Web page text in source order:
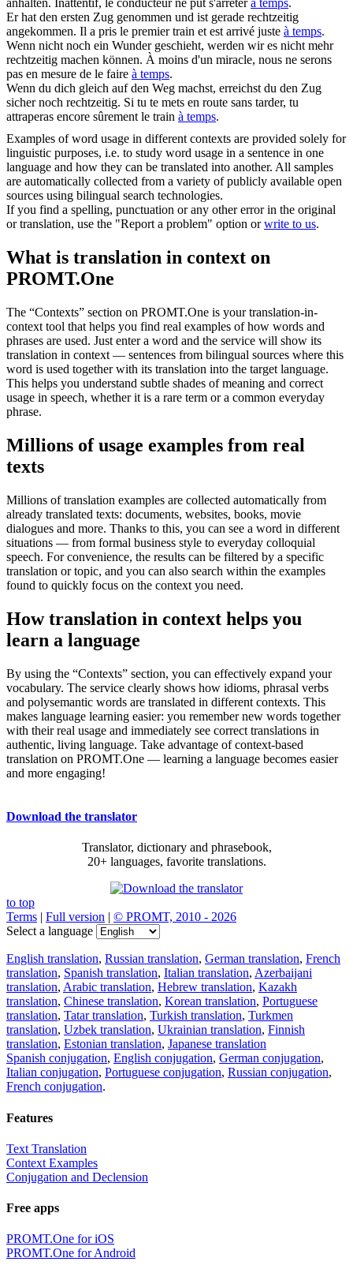
anhalten. Inattentif, le conducteur ne put s'arrêterà temps.
Er hat den ersten Zug genommen und ist gerade rechtzeitig
angekommen. Il a pris le premier train et est arrivé juste à temps.
Wenn nicht noch ein Wunder geschieht, werden wir es nicht mehr
rechtzeitig machen können. À moins d'un miracle, nous ne serons
pas en mesure de le faire à temps.
Wenn du dich gleich auf den Weg machst, erreichst du den Zug
sicher noch rechtzeitig. Si tu te mets en route sans tarder, tu
attraperas encore sûrement le train à temps.
Examples of word usage in different contexts are provided solely for
linguistic purposes, i.e. to study word usage in a sentence in one
language and how they can be translated into another. All samples
are automatically collected from a variety of publicly available open
sources using bilingual search technologies.
If you find a spelling, punctuation or any other error in the original
or translation, use the "Report a problem" option orwrite to us.
What is translation in context on
PROMT.One
The “Contexts” section on PROMT.One is your translation-in-
context tool that helps you find real examples of how words and
phrases are used. Just enter a word and the service will show its
translation in context — sentences from bilingual sources where this
word is used together with its translation into the target language.
This helps you understand subtle shades of meaning and correct
usage in speech, whether it is a rare term or a common everyday
phrase.
Millions of usage examples from real
texts
Millions of translation examples are collected automatically from
already translated texts: documents, websites, books, movie
dialogues and more. Thanks to this, you can see a word in different
situations — from formal business style to everyday colloquial
speech. For convenience, the results can be filtered by a specific
translation or topic, and you can also search within the examples
found to quickly focus on the context you need.
How translation in context helps you
learn a language
By using the “Contexts” section, you can effectively expand your
vocabulary. The service clearly shows how idioms, phrasal verbs
and polysemantic words are translated in different contexts. This
makes language learning easier: you remember new words together
with their real usage and immediately see correct translations in
authentic, living language. Take advantage of context-based
translation on PROMT.One — learning a language becomes easier
and more engaging!
Download the translator
Translator, dictionary and phrasebook,
20+ languages, favorite translations.
to top
Terms | Full version | © PROMT, 2010 - 2026
Select a language
English translation, Russian translation, German translation, French
translation, Spanish translation, Italian translation, Azerbaijani
translation, Arabic translation, Hebrew translation, Kazakh
translation, Chinese translation, Korean translation, Portuguese
translation, Tatar translation, Turkish translation, Turkmen
translation, Uzbek translation, Ukrainian translation, Finnish
translation, Estonian translation, Japanese translation
Spanish conjugation, English conjugation, German conjugation,
Italian conjugation, Portuguese conjugation, Russian conjugation,
French conjugation.
Features
Text Translation
Context Examples
Conjugation and Declension
Free apps
PROMT.One for iOS
PROMT.One for Android